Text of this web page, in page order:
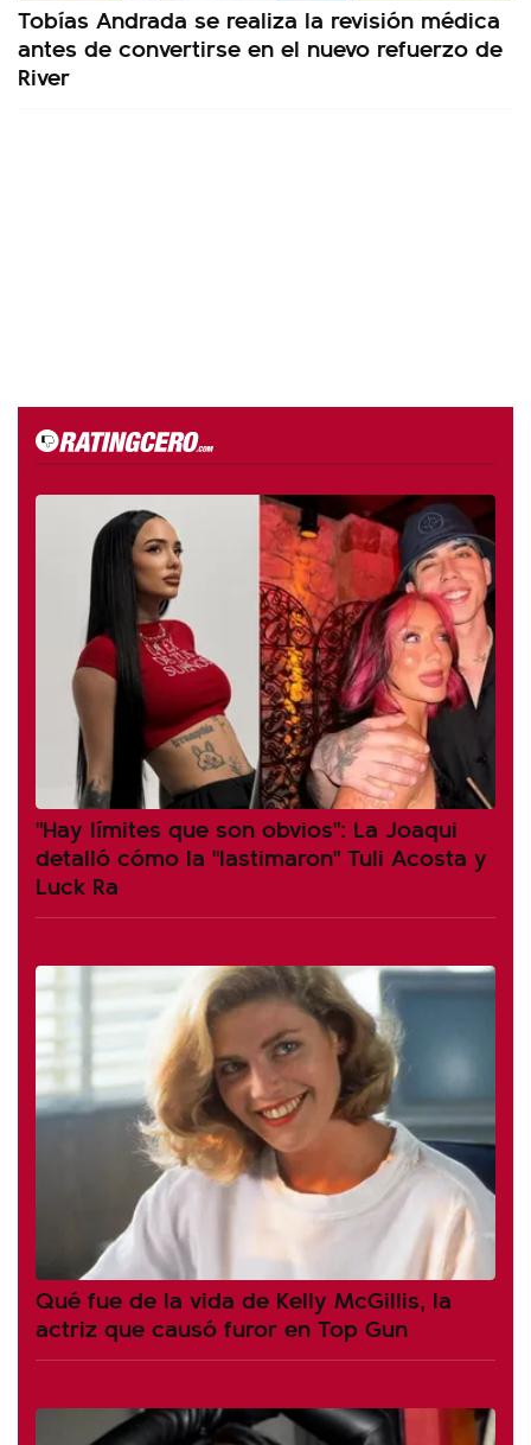
Tobías Andrada se realiza la revisión médica
antes de convertirse en el nuevo refuerzo de
River
"Hay límites que son obvios": La Joaqui
detalló cómo la "lastimaron" Tuli Acosta y
Luck Ra
Qué fue de la vida de Kelly McGillis, la
actriz que causó furor en Top Gun